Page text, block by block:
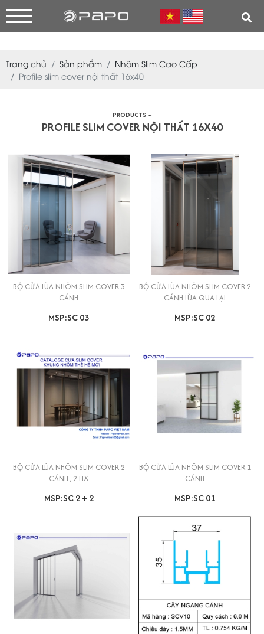
Trang chủ Sản phẩm
Nhôm Slim Cao Cấp
Profile slim cover nội thất 16x40
PRODUCTS »
PROFILE SLIM COVER NỘI THẤT 16X40
BỘ CỬA LÙA NHÔM SLIM COVER 3
CÁNH
MSP:SC 03
BỘ CỬA LÙA NHÔM SLIM COVER 2
CÁNH LÙA QUA LẠI
MSP:SC 02
BỘ CỬA LÙA NHÔM SLIM COVER 2
CÁNH , 2 FIX
MSP:SC 2 + 2
BỘ CỬA LÙA NHÔM SLIM COVER 1
CÁNH
MSP:SC 01